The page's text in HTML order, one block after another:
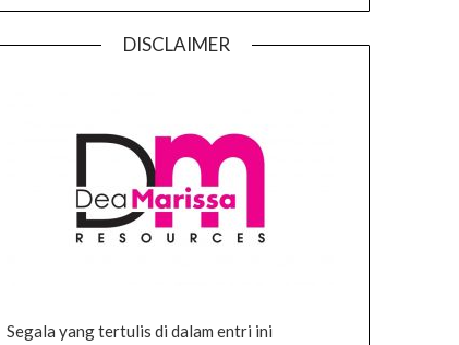
DISCLAIMER
Segala yang tertulis di dalam entri ini